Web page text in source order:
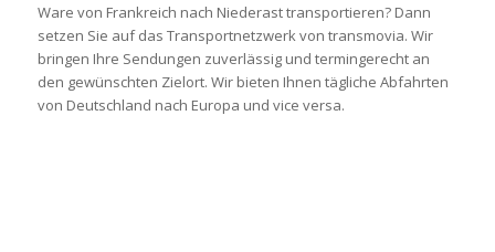
Ware von Frankreich nach Niederast transportieren? Dann
setzen Sie auf das Transportnetzwerk von transmovia. Wir
bringen Ihre Sendungen zuverlässig und termingerecht an
den gewünschten Zielort. Wir bieten Ihnen tägliche Abfahrten
von Deutschland nach Europa und vice versa.